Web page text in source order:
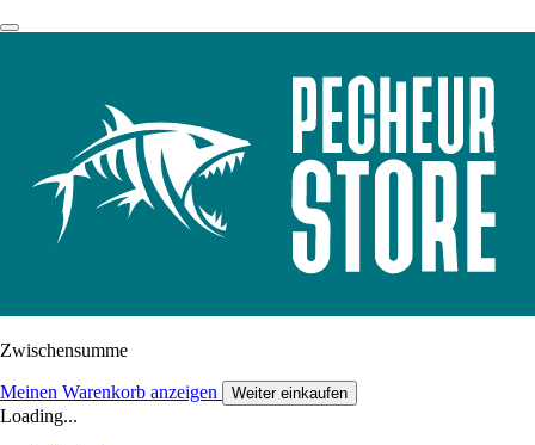
Zwischensumme
Meinen Warenkorb anzeigen Weiter einkaufen
Loading...